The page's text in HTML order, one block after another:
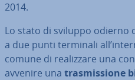
2014.
Lo stato di sviluppo odierno
a due punti terminali
comune di rea­liz­za­re una
avvenire una tra­smis­sio­ne